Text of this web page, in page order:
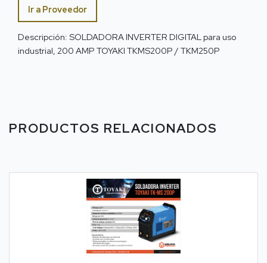
Ir a Proveedor
Descripción: SOLDADORA INVERTER DIGITAL para uso
industrial, 200 AMP TOYAKI TKMS200P / TKM250P
PRODUCTOS RELACIONADOS